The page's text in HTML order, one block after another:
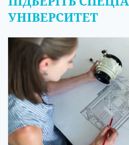
УНІВЕРСИТЕТ